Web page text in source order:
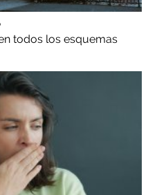
todos los esquemas